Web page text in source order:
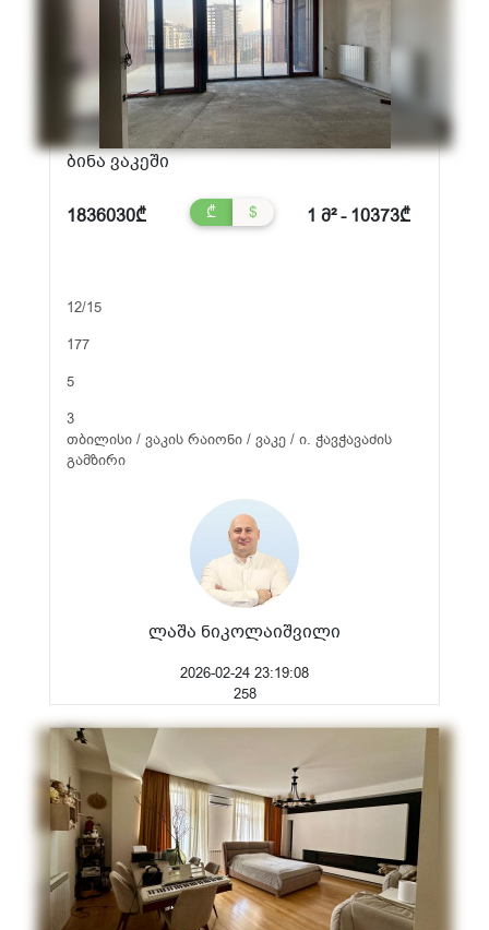
ბინა ვაკეში
1836030₾ ₾ $ 1 მ² - 10373₾
12/15
177
5
3
თბილისი / ვაკის რაიონი / ვაკე / ი. ჭავჭავაძის
გამზირი
ლაშა ნიკოლაიშვილი
2026-02-24 23:19:08
258